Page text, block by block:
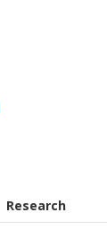
Research